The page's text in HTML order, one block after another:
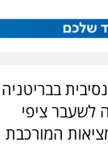
בבריטניה
לשעבר ציפי
המורכבת